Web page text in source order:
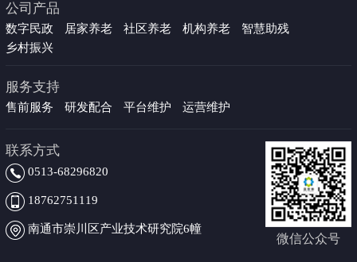
公司产品
数字民政 居家养老 社区养老 机构养老
智慧助残
乡村振兴
服务支持
售前服务 研发配合 平台维护 运营维护
联系方式
0513-68296820
18762751119
南通市崇川区产业技术研究院6幢
微信公众号